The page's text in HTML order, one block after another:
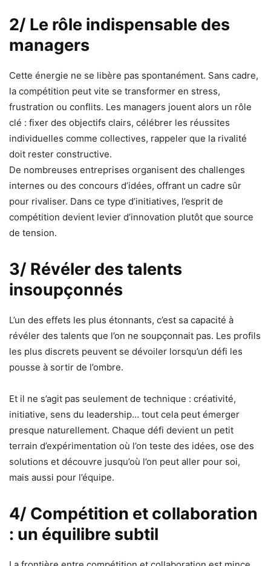
2/ Le rôle indispensable des
managers
Cette énergie ne se libère pas spontanément. Sans cadre,
la compétition peut vite se transformer en stress,
frustration ou conflits. Les managers jouent alors un rôle
clé : fixer des objectifs clairs, célébrer les réussites
individuelles comme collectives, rappeler que la rivalité
doit rester constructive.
De nombreuses entreprises organisent des challenges
internes ou des concours d’idées, offrant un cadre sûr
pour rivaliser. Dans ce type d’initiatives, l’esprit de
compétition devient levier d’innovation plutôt que source
de tension.
3/ Révéler des talents
insoupçonnés
L’un des effets les plus étonnants, c’est sa capacité à
révéler des talents que l’on ne soupçonnait pas. Les profils
les plus discrets peuvent se dévoiler lorsqu’un défi les
pousse à sortir de l’ombre.
Et il ne s’agit pas seulement de technique : créativité,
initiative, sens du leadership… tout cela peut émerger
presque naturellement. Chaque défi devient un petit
terrain d’expérimentation où l’on teste des idées, ose des
solutions et découvre jusqu’où l’on peut aller pour soi,
mais aussi pour l’équipe.
4/ Compétition et collaboration
: un équilibre subtil